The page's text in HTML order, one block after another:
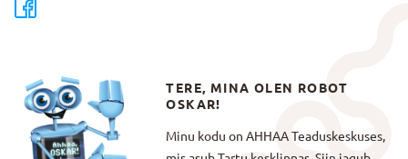
TERE, MINA OLEN ROBOT
OSKAR!
Minu kodu on AHHAA Teaduskeskuses,